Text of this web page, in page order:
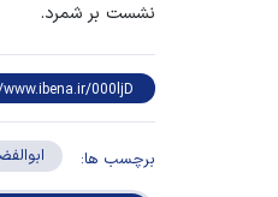
نشست بر شمرد.
برچسب ها: